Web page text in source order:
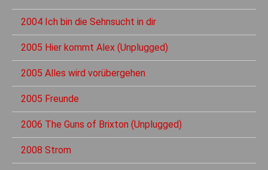
2004 Ich bin die Sehnsucht in dir
2005 Hier kommt Alex (Unplugged)
2005 Alles wird vorübergehen
2005 Freunde
2006 The Guns of Brixton (Unplugged)
2008 Strom